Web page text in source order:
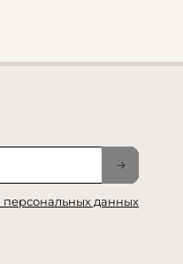
персональных данных